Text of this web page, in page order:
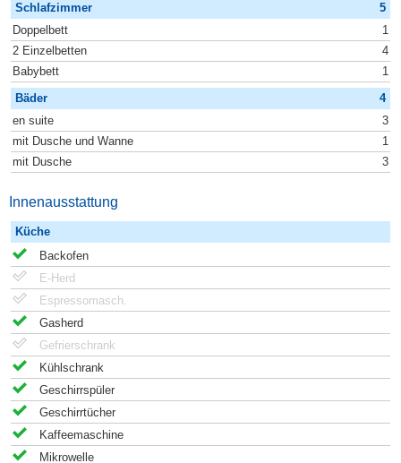
Schlafzimmer
5
Doppelbett
1
2 Einzelbetten
4
Babybett
1
Bäder
4
en suite
3
mit Dusche und Wanne
1
mit Dusche
3
Innenausstattung
Küche
Backofen
E-Herd
Espressomasch.
Gasherd
Gefrierschrank
Kühlschrank
Geschirrspüler
Geschirrtücher
Kaffeemaschine
Mikrowelle